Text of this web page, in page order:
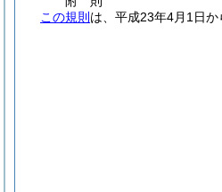
この規則 は、平成23年4月1日か